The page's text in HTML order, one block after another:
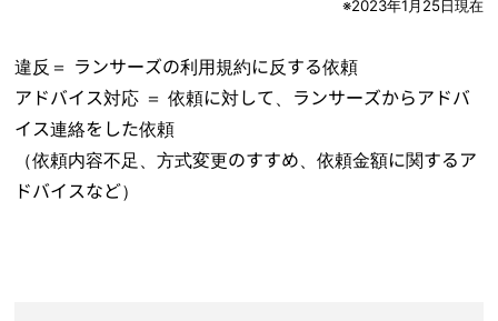
※2023年1月25日現在
違反＝ ランサーズの利用規約に反する依頼
アドバイス対応 ＝ 依頼に対して、ランサーズからアドバ
イス連絡をした依頼
（依頼内容不足、方式変更のすすめ、依頼金額に関するア
ドバイスなど）